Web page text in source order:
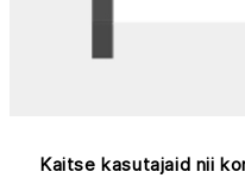
Kaitse kasutajaid nii